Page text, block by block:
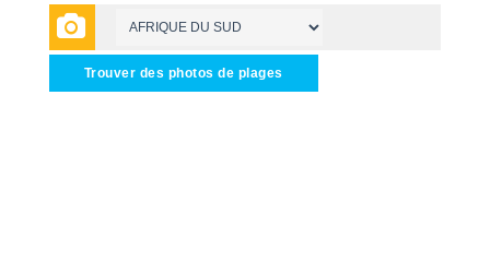
Trouver des photos de plages